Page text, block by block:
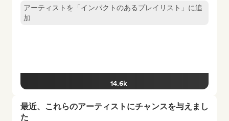
アーティストを「インパクトのあるプレイリスト」に追
加
14.6k
最近、これらのアーティストにチャンスを与えまし
た